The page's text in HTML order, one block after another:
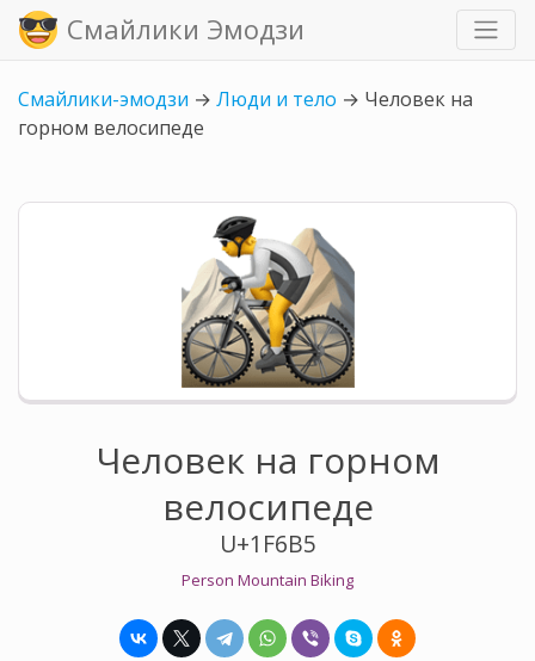
Смайлики Эмодзи
Смайлики-эмодзи → Люди и тело → Человек на
горном велосипеде
Человек на горном
велосипеде
U+1F6B5
Person Mountain Biking